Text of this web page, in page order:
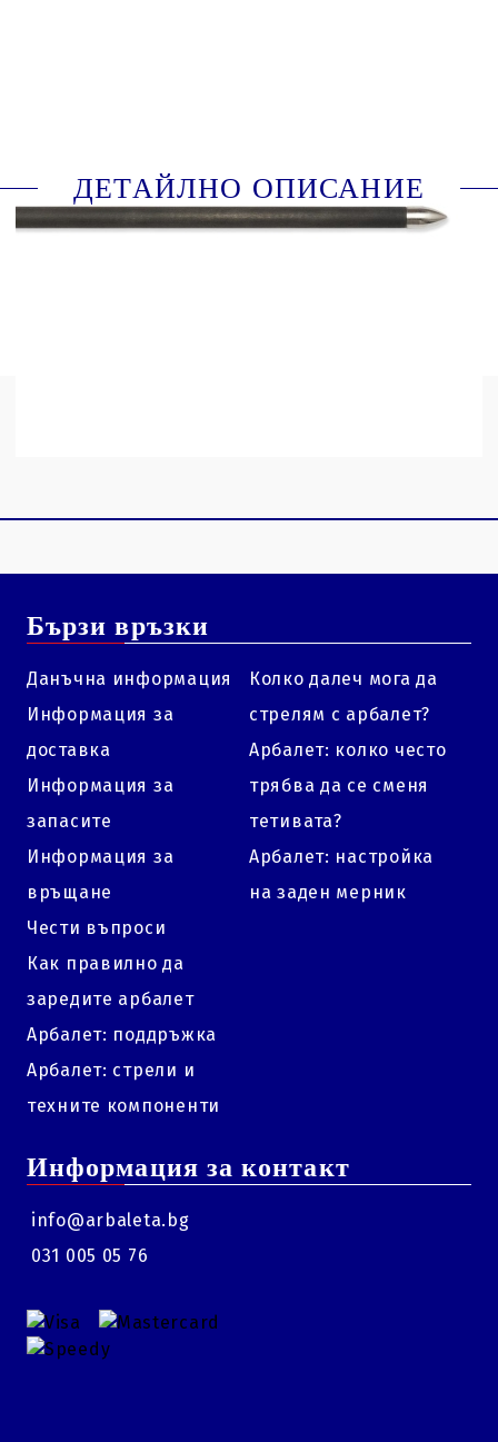
ДЕТАЙЛНО ОПИСАНИЕ
Бързи връзки
Данъчна информация
Информация за
доставка
Информация за
запасите
Информация за
връщане
Чести въпроси
Как правилно да
заредите арбалет
Арбалет: поддръжка
Арбалет: стрели и
техните компоненти
Колко далеч мога да
стрелям с арбалет?
Арбалет: колко често
трябва да се сменя
тетивата?
Арбалет: настройка
на заден мерник
Информация за контакт
info@arbaleta.bg
031 005 05 76